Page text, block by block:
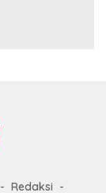
Redaksi